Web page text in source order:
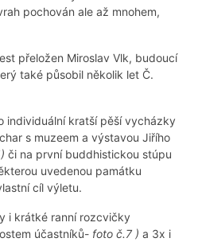
pochován ale až mnohem,
přeložen Miroslav Vlk, budoucí
také působil několik let Č.
individuální kratší pěší vycházky
s muzeem a výstavou Jiřího
či na první buddhistickou stúpu
uvedenou památku
cíl výletu.
i krátké ranní rozcvičky
účastníků- foto č.7 ) a 3x i